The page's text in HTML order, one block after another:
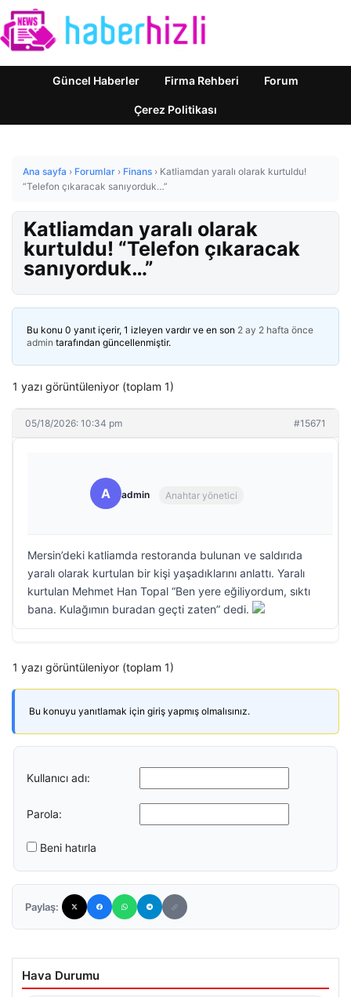
Güncel Haberler Firma Rehberi Forum
Çerez Politikası
Ana sayfa › Forumlar › Finans › Katliamdan yaralı olarak kurtuldu!
“Telefon çıkaracak sanıyorduk…”
Katliamdan yaralı olarak
kurtuldu! “Telefon çıkaracak
sanıyorduk…”
Bu konu 0 yanıt içerir, 1 izleyen vardır ve en son 2 ay 2 hafta önce
admin tarafından güncellenmiştir.
1 yazı görüntüleniyor (toplam 1)
05/18/2026: 10:34 pm #15671
A admin Anahtar yönetici
Mersin’deki katliamda restoranda bulunan ve saldırıda
yaralı olarak kurtulan bir kişi yaşadıklarını anlattı. Yaralı
kurtulan Mehmet Han Topal “Ben yere eğiliyordum, sıktı
bana. Kulağımın buradan geçti zaten” dedi.
1 yazı görüntüleniyor (toplam 1)
Bu konuyu yanıtlamak için giriş yapmış olmalısınız.
Kullanıcı adı:
Parola:
Beni hatırla
Paylaş:
Hava Durumu